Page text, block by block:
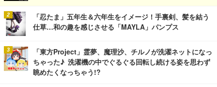
「忍たま」五年生＆六年生をイメージ！手裏剣、髪を結う
仕草…和の趣を感じさせる「MAYLA」パンプス
「東方Project」霊夢、魔理沙、チルノが洗濯ネットになっ
ちゃった♪ 洗濯機の中でぐるぐる回転し続ける姿を思わず
眺めたくなっちゃう!?